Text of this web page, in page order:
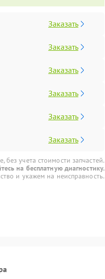
Заказать
Заказать
Заказать
Заказать
Заказать
Заказать
учета стоимости запчастей.
на бесплатную диагностику.
и укажем на неисправность.